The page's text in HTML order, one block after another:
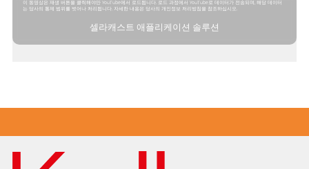
이 동영상은 재생 버튼을 클릭해야만 YouTube에서 로드됩니다. 로드 과정에서 YouTube로 데이터가 전송되며, 해당 데이터
는 당사의 통제 범위를 벗어나 처리됩니다. 자세한 내용은 당사의 개인정보 처리방침을 참조하십시오.
셀라캐스트 애플리케이션 솔루션